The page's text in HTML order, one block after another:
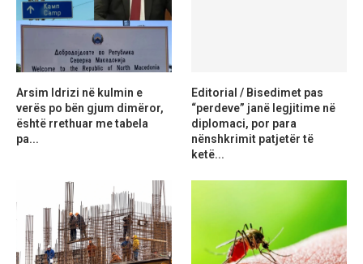
Arsim Idrizi në kulmin e
verës po bën gjum dimëror,
është rrethuar me tabela
pa...
Editorial / Bisedimet pas
“perdeve” janë legjitime në
diplomaci, por para
nënshkrimit patjetër të
ketë...